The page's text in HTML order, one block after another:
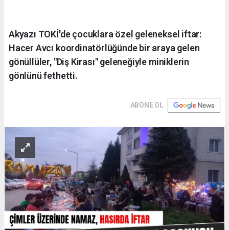
Akyazı TOKİ'de çocuklara özel geleneksel iftar:
Hacer Avcı koordinatörlüğünde bir araya gelen
gönüllüler, "Diş Kirası" geleneğiyle miniklerin
gönlünü fethetti.
ABONE OL